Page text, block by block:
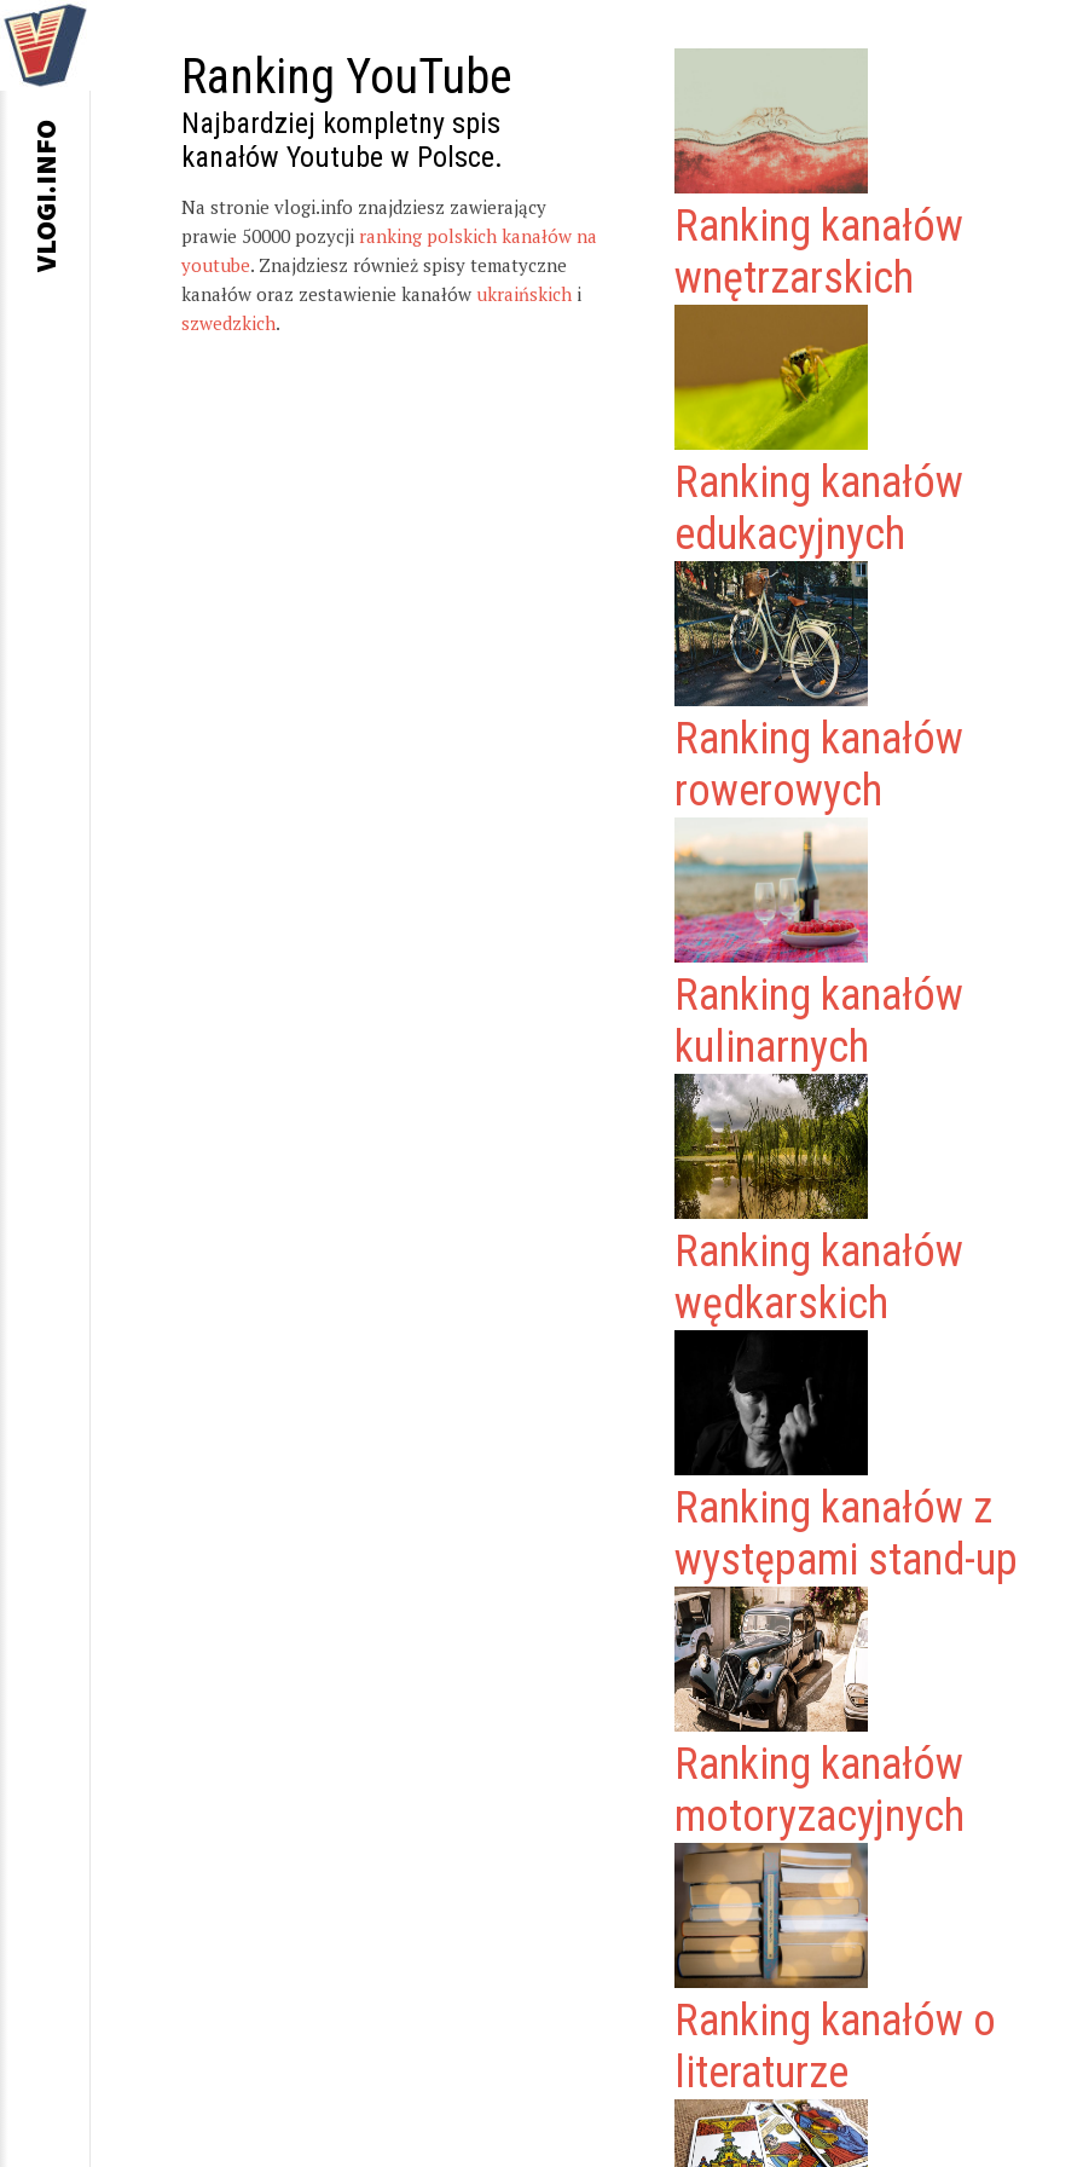
Ranking YouTube
Najbardziej kompletny spis
kanałów Youtube w Polsce.
Na stronie vlogi.info znajdziesz zawierający
prawie 50000 pozycji ranking polskich kanałów na
youtube. Znajdziesz również spisy tematyczne
kanałów oraz zestawienie kanałów ukraińskich i
szwedzkich.
Ranking kanałów
wnętrzarskich
Ranking kanałów
edukacyjnych
Ranking kanałów
rowerowych
Ranking kanałów
kulinarnych
Ranking kanałów
wędkarskich
Ranking kanałów z
występami stand-up
Ranking kanałów
motoryzacyjnych
Ranking kanałów o
literaturze
VLOGI.INFO